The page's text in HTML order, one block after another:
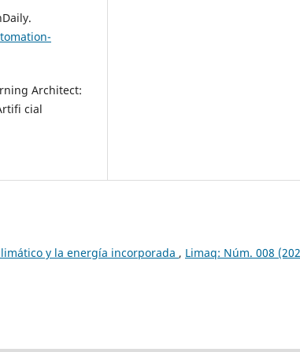
Architect:
cial
y la energía incorporada , Limaq: Núm. 008